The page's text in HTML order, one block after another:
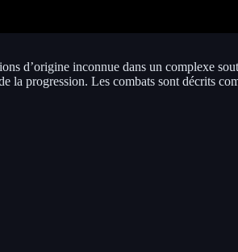
d’origine inconnue dans un complexe
la progression. Les combats sont décrits